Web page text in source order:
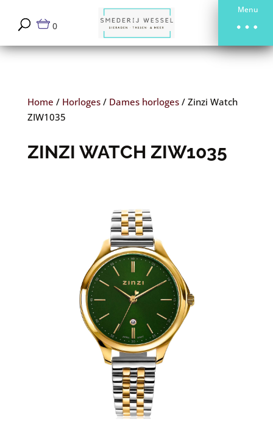
Menu
0
Home / Horloges/ Dames horloges/ Zinzi Watch
ZIW1035
ZINZI WATCH ZIW1035